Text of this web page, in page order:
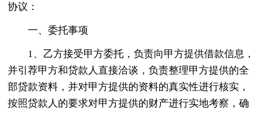
协议：
一、委托事项
1、乙方接受甲方委托，负责向甲方提供借款信息，
并引荐甲方和贷款人直接洽谈，负责整理甲方提供的全
部贷款资料，并对甲方提供的资料的真实性进行核实，
按照贷款人的要求对甲方提供的财产进行实地考察，确